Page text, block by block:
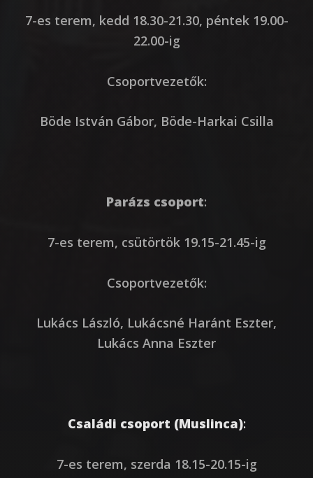
7-es terem, kedd 18.30-21.30, péntek 19.00-
22.00-ig
Csoportvezetők:
Böde István Gábor, Böde-Harkai Csilla
Parázs csoport:
7-es terem, csütörtök 19.15-21.45-ig
Csoportvezetők:
Lukács László, Lukácsné Haránt Eszter,
Lukács Anna Eszter
Családi csoport (Muslinca):
7-es terem, szerda 18.15-20.15-ig